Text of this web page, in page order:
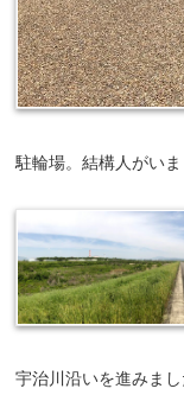
駐輪場。結構人がい
宇治川沿いを進みま